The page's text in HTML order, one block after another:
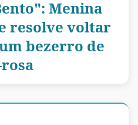
Menina
resolve voltar
bezerro de